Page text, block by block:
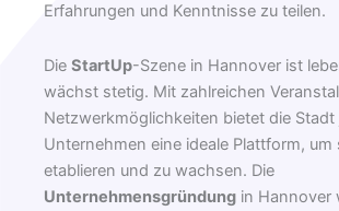
Erfahrungen und Kenntnisse zu teilen.
Die StartUp-Szene in Hannover ist
wächst stetig. Mit zahlreichen
Netzwerkmöglichkeiten bietet die Stadt
Unternehmen eine ideale Plattform, um
etablieren und zu wachsen. Die
Unternehmensgründung in Hannover